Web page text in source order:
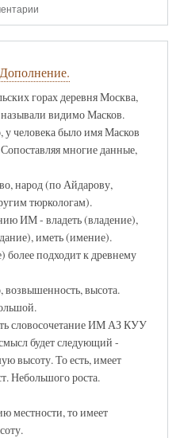
горах деревня Москва,
видимо Масков.
у человека было имя Масков
многие данные,
народ (по Айдарову,
тюркологам).
ИМ - владеть (владение),
иметь (имение).
более подходит к древнему
высота.
словосочетание ИМ АЗ КУУ
будет следующий -
высоту. То есть, имеет
Небольшого роста.
местности, то имеет